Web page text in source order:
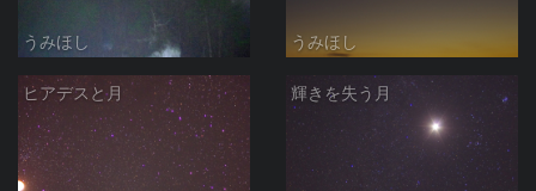
うみほし うみほし
ヒアデスと月 輝きを失う月